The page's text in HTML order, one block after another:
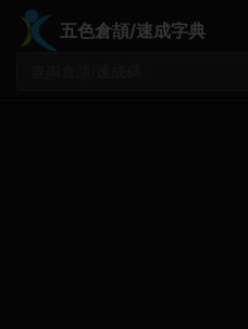
五色倉頡/速成字典